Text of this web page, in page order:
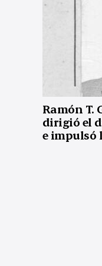
Ramón T.
dirigió el
e impulsó